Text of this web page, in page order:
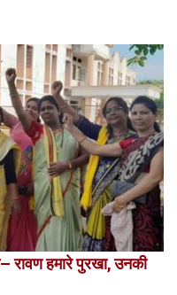
रावण हमारे पुरखा, उनकी